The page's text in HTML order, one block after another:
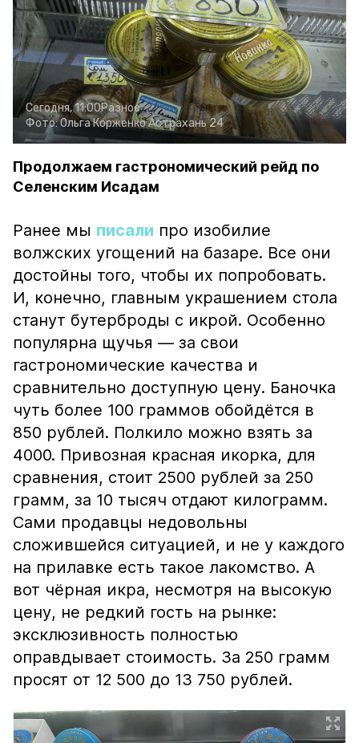
Сегодня, 11:00Разное
Фото:Ольга КорженкоАстрахань 24
Продолжаем гастрономический рейд по
Селенским Исадам
Ранее мы писали про изобилие
волжских угощений на базаре. Все они
достойны того, чтобы их попробовать.
И, конечно, главным украшением стола
станут бутерброды с икрой. Особенно
популярна щучья — за свои
гастрономические качества и
сравнительно доступную цену. Баночка
чуть более 100 граммов обойдётся в
850 рублей. Полкило можно взять за
4000. Привозная красная икорка, для
сравнения, стоит 2500 рублей за 250
грамм, за 10 тысяч отдают килограмм.
Сами продавцы недовольны
сложившейся ситуацией, и не у каждого
на прилавке есть такое лакомство. А
вот чёрная икра, несмотря на высокую
цену, не редкий гость на рынке:
эксклюзивность полностью
оправдывает стоимость. За 250 грамм
просят от 12 500 до 13 750 рублей.